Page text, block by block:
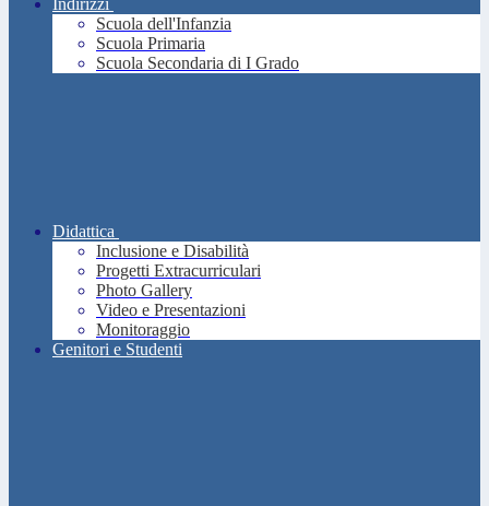
Indirizzi
Scuola dell'Infanzia
Scuola Primaria
Scuola Secondaria di I Grado
Didattica
Inclusione e Disabilità
Progetti Extracurriculari
Photo Gallery
Video e Presentazioni
Monitoraggio
Genitori e Studenti